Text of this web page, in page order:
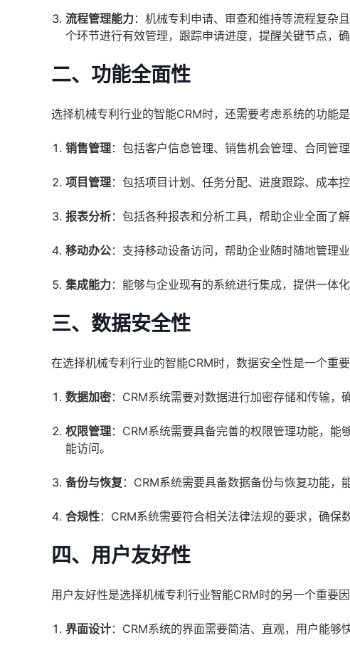
流程管理能力：机械专利申请、审查和维持等流程复杂
个环节进行有效管理，跟踪申请进度，提醒关键节点，确
二、功能全面性
选择机械专利行业的智能CRM时，还需要考虑系统的功能是
销售管理：包括客户信息管理、销售机会管理、合同管
项目管理：包括项目计划、任务分配、进度跟踪、成本
报表分析：包括各种报表和分析工具，帮助企业全面了
移动办公：支持移动设备访问，帮助企业随时随地管理
集成能力：能够与企业现有的系统进行集成，提供一体化
三、数据安全性
在选择机械专利行业的智能CRM时，数据安全性是一个重要
数据加密：CRM系统需要对数据进行加密存储和传输，
权限管理：CRM系统需要具备完善的权限管理功能，
能访问。
备份与恢复 ：CRM系统需要具备数据备份与恢复功能，
合规性：CRM系统需要符合相关法律法规的要求，确保
四、用户友好性
用户友好性是选择机械专利行业智能CRM时的另一个重要因
界面设计：CRM系统的界面需要简洁、直观，用户能够